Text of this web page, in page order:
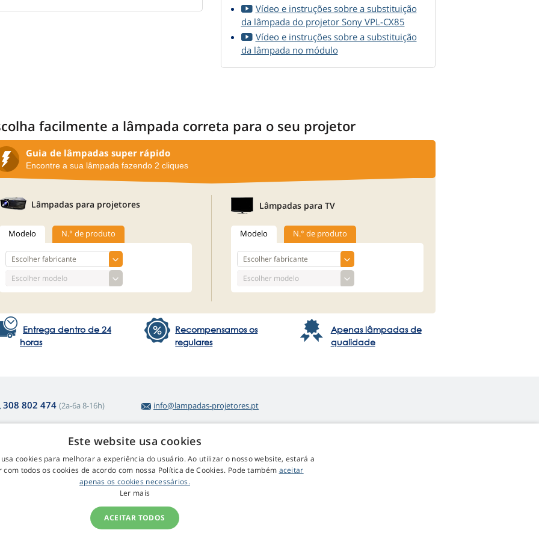
Vídeo e instruções sobre a substituição
da lâmpada do projetor Sony VPL-CX85
Vídeo e instruções sobre a substituição
da lâmpada no módulo
facilmente a lâmpada correta para o seu projetor
Guia de lâmpadas super rápido
Encontre a sua lâmpada fazendo 2 cliques
Lâmpadas para projetores
Modelo N.° de produto
Lâmpadas para TV
Modelo N.° de produto
Entrega dentro de 24
horas
Recompensamos os
regulares
Apenas lâmpadas de
qualidade
308 802 474 (2a-6a 8-16h) info@lampadas-projetores.pt
a compra
e Reclamações
fácil de artigos
de reclamação
Web Retail s.r.o.
Contactos
GDPR
Este website usa cookies
cookies para melhorar a experiência do usuário. Ao utilizar o nosso website, estará a
com todos os cookies de acordo com nossa Política de Cookies. Pode também aceitar
apenas os cookies necessários.
Ler mais
ACEITAR TODOS